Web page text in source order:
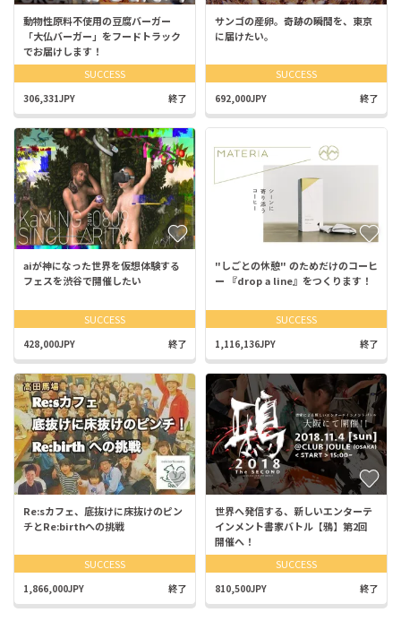
動物性原料不使用の豆腐バーガー
「大仏バーガー」をフードトラック
でお届けします！
SUCCESS
306,331JPY 終了
サンゴの産卵。奇跡の瞬間を、東京
に届けたい。
SUCCESS
692,000JPY 終了
aiが神になった世界を仮想体験する
フェスを渋谷で開催したい
SUCCESS
428,000JPY 終了
"しごとの休憩" のためだけのコーヒ
ー 『drop a line』をつくります！
SUCCESS
1,116,136JPY 終了
Re:sカフェ、底抜けに床抜けのピン
チとRe:birthへの挑戦
SUCCESS
1,866,000JPY 終了
世界へ発信する、新しいエンターテ
インメント書家バトル【鴉】第2回
開催へ！
SUCCESS
810,500JPY 終了